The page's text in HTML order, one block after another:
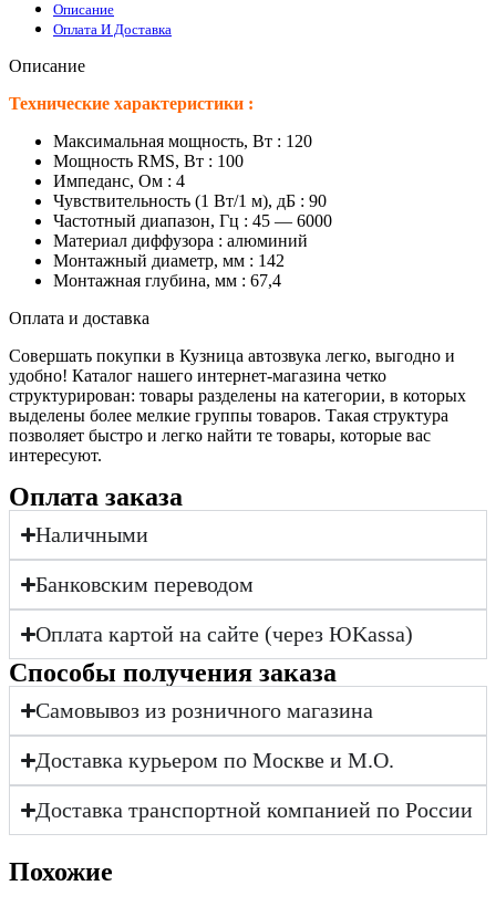
Описание
Оплата И Доставка
Описание
Технические характеристики :
Максимальная мощность, Вт : 120
Мощность RMS, Вт : 100
Импеданс, Ом : 4
Чувствительность (1 Вт/1 м), дБ : 90
Частотный диапазон, Гц : 45 — 6000
Материал диффузора : алюминий
Монтажный диаметр, мм : 142
Монтажная глубина, мм : 67,4
Оплата и доставка
Совершать покупки в Кузница автозвука легко, выгодно и
удобно! Каталог нашего интернет-магазина четко
структурирован: товары разделены на категории, в которых
выделены более мелкие группы товаров. Такая структура
позволяет быстро и легко найти те товары, которые вас
интересуют.
Оплата заказа
Наличными
Банковским переводом
Оплата картой на сайте (через ЮKassa)
Cпособы получения заказа
Самовывоз из розничного магазина
Доставка курьером по Москве и М.О.
Доставка транспортной компанией по России
Похожие